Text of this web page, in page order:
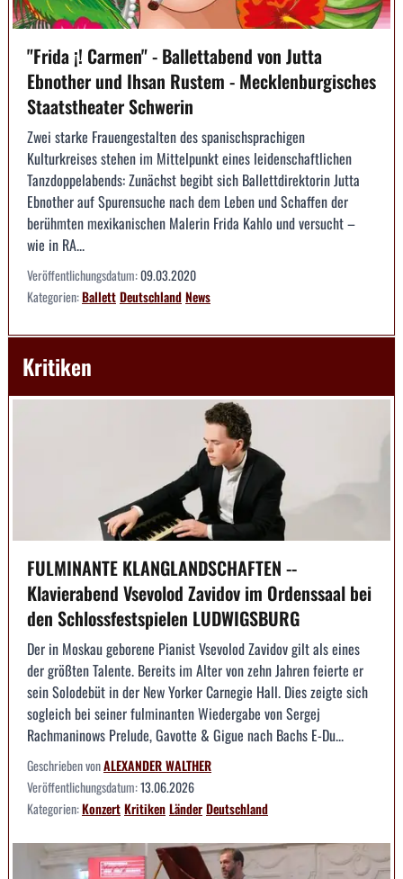
"Frida ¡⁫! Carmen" - Ballettabend von Jutta
Ebnother und Ihsan Rustem - Mecklenburgisches
Staatstheater Schwerin
Zwei starke Frauengestalten des spanischsprachigen
Kulturkreises stehen im Mittelpunkt eines leidenschaftlichen
Tanzdoppelabends: Zunächst begibt sich Ballettdirektorin Jutta
Ebnother auf Spurensuche nach dem Leben und Schaffen der
berühmten mexikanischen Malerin Frida Kahlo und versucht –
wie in RA...
Veröffentlichungsdatum:09.03.2020
Kategorien:BallettDeutschlandNews
Kritiken
FULMINANTE KLANGLANDSCHAFTEN --
Klavierabend Vsevolod Zavidov im Ordenssaal bei
den Schlossfestspielen LUDWIGSBURG
Der in Moskau geborene Pianist Vsevolod Zavidov gilt als eines
der größten Talente. Bereits im Alter von zehn Jahren feierte er
sein Solodebüt in der New Yorker Carnegie Hall. Dies zeigte sich
sogleich bei seiner fulminanten Wiedergabe von Sergej
Rachmaninows Prelude, Gavotte & Gigue nach Bachs E-Du...
Geschrieben vonALEXANDER WALTHER
Veröffentlichungsdatum:13.06.2026
Kategorien:KonzertKritikenLänderDeutschland